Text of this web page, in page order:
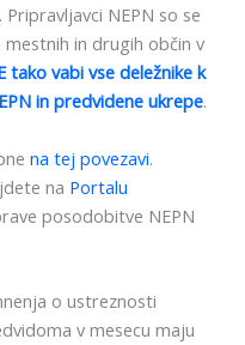
NEPN so se
mestnih in drugih občin v
tako vabi vse deležnike k
in predvidene ukrepe.
na tej povezavi.
na Portalu
posodobitve NEPN
o ustreznosti
v mesecu maju